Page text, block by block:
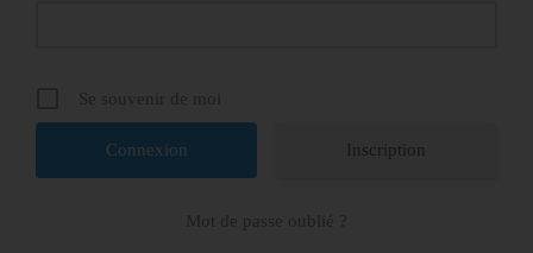
Se souvenir de moi
Inscription
Mot de passe oublié ?